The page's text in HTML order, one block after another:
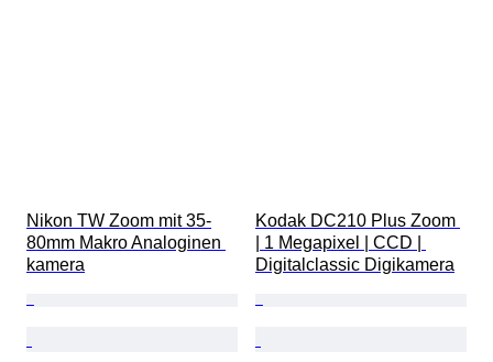
Nikon TW Zoom mit 35-
80mm Makro Analoginen
kamera
Kodak DC210 Plus Zoom
| 1 Megapixel | CCD |
Digitalclassic Digikamera